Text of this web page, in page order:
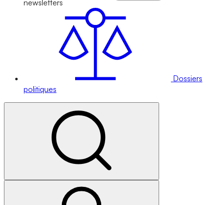
newsletters
Dossiers
politiques